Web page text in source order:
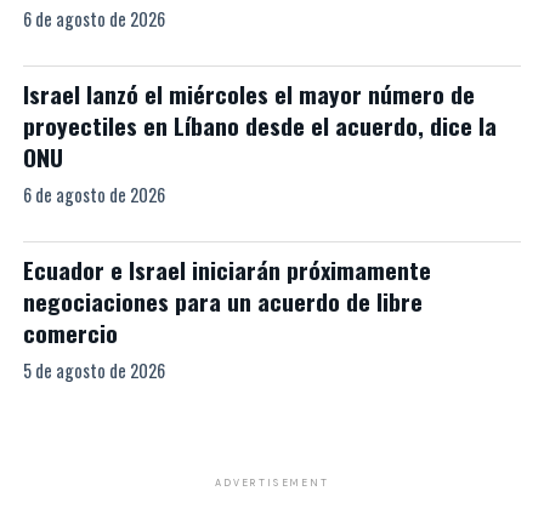
6 de agosto de 2026
Israel lanzó el miércoles el mayor número de
proyectiles en Líbano desde el acuerdo, dice la
ONU
6 de agosto de 2026
Ecuador e Israel iniciarán próximamente
negociaciones para un acuerdo de libre
comercio
5 de agosto de 2026
ADVERTISEMENT